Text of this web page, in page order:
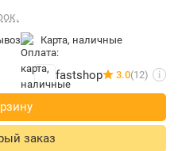
карта, наличные
fastshop 3.0(12) i
заказ